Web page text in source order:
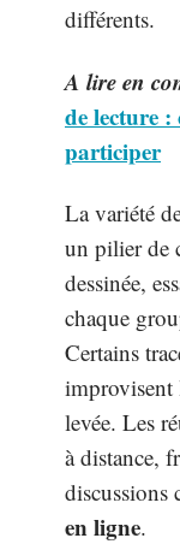
différents.
A lire en
de lecture :
participer
La variété
un pilier de
dessinée,
chaque
Certains
improvisent
levée. Les
à distance,
discussions
en ligne.